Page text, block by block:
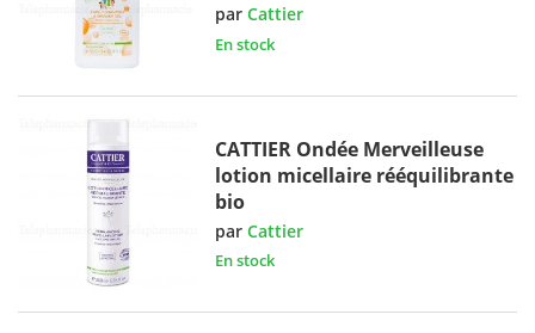
parCattier
En stock
CATTIER Ondée Merveilleuse
lotion micellaire rééquilibrante
bio
parCattier
En stock